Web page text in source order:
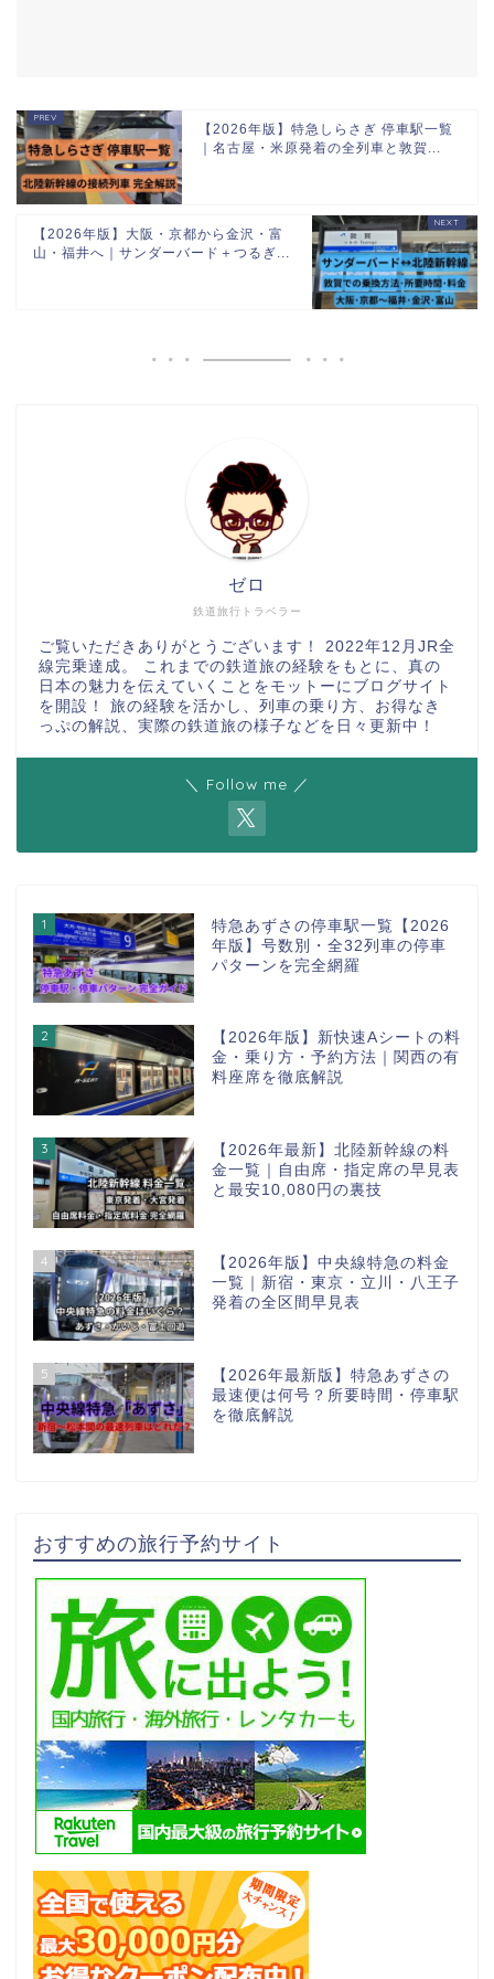
【2026年版】特急しらさぎ 停車駅一覧
｜名古屋・米原発着の全列車と敦賀...
【2026年版】大阪・京都から金沢・富
山・福井へ｜サンダーバード＋つるぎ...
鉄道旅行トラベラー
ゼロ
ご覧いただきありがとうございます！ 2022年12月JR全
線完乗達成。 これまでの鉄道旅の経験をもとに、真の
日本の魅力を伝えていくことをモットーにブログサイト
を開設！ 旅の経験を活かし、列車の乗り方、お得なき
っぷの解説、実際の鉄道旅の様子などを日々更新中！
＼ Follow me ／
1
特急あずさの停車駅一覧【2026
年版】号数別・全32列車の停車
パターンを完全網羅
2
【2026年版】新快速Aシートの料
金・乗り方・予約方法｜関西の有
料座席を徹底解説
3
【2026年最新】北陸新幹線の料
金一覧｜自由席・指定席の早見表
と最安10,080円の裏技
4
【2026年版】中央線特急の料金
一覧｜新宿・東京・立川・八王子
発着の全区間早見表
5
【2026年最新版】特急あずさの
最速便は何号？所要時間・停車駅
を徹底解説
おすすめの旅行予約サイト